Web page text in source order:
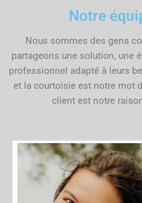
Notre
Nous sommes des gens
partageons une solution, une
professionnel adapté à leurs
et la courtoisie est notre mot
client est notre